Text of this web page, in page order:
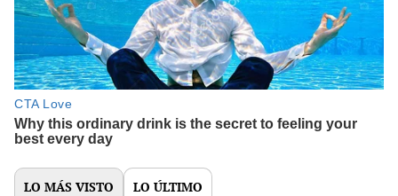
LO MÁS VISTO LO ÚLTIMO